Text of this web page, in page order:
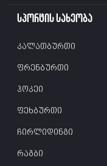
სპორტის სახეობა
კალათბურთი
ფრენბურთი
ჰოკეი
ფეხბურთი
ჩირლიდინგი
რაგბი